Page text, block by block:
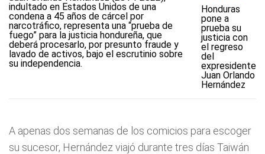
Honduras
pone a
prueba su
justicia con
el regreso
del
expresidente
Juan Orlando
Hernández
A apenas dos semanas de los comicios para escoger
su sucesor, Hernández viajó durante tres días Taiwán